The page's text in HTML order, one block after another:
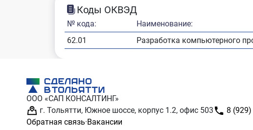
Коды ОКВЭД
№ кода:
Наименование:
62.01
Разработка компьютерного
ООО «САП КОНСАЛТИНГ»
г. Тольятти, Южное шоссе, корпус 1.2, офис 503
8
Обратная связь·Вакансии